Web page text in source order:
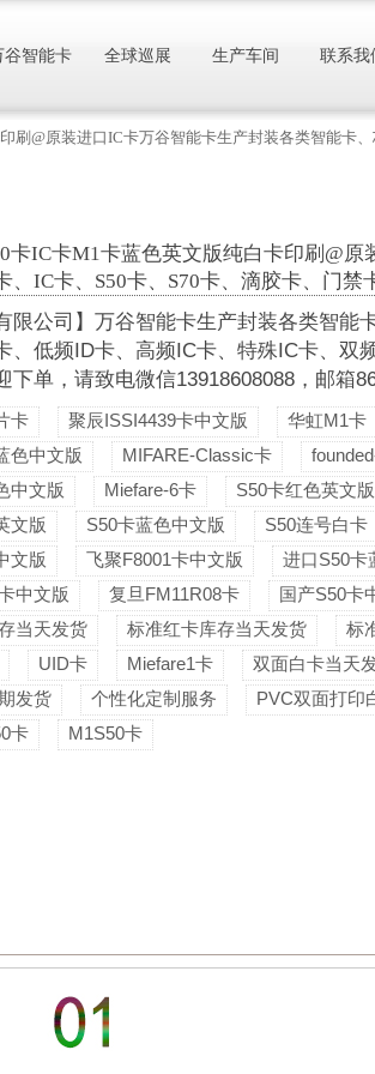
刷@原装进口IC卡万谷智能卡生产封装各类智能卡
卡IC卡M1卡蓝色英文版纯白卡印刷@
、IC卡、S50卡、S70卡、滴胶卡、门禁
限公司】万谷智能卡生产封装各类智
、低频ID卡、高频IC卡、特殊IC卡、双
下单，请致电微信13918608088，邮箱
卡 聚辰ISSI4439卡中文版 华虹M1卡
色中文版
MIFARE-Classic卡
中文版
Miefare-6卡 S50卡红色英文版
文版
S50卡蓝色中文版 S50连号白卡
文版
飞聚F8001卡中文版 进口S50卡
中文版
复旦FM11R08卡 国产S50卡
当天发货
标准红卡库存当天发货 标
UID卡 Miefare1卡 双面白卡当天
发货
个性化定制服务 PVC双面打印
卡
M1S50卡
谷智能卡 全球巡展 生产车间 联系我